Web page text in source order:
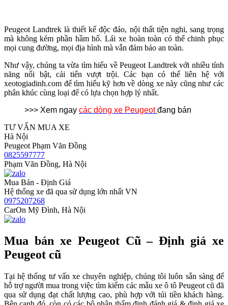
Peugeot Landtrek là thiết kế độc đáo, nội thất tiện nghi, sang trọng
mà không kém phần hầm hố. Lái xe hoàn toàn có thể chinh phục
mọi cung đường, mọi địa hình mà vẫn đảm bảo an toàn.
Như vậy, chúng ta vừa tìm hiểu về Peugeot Landtrek với nhiều tính
năng nổi bật, cải tiến vượt trội. Các bạn có thể liên hệ với
xeotogiadinh.com để tìm hiểu kỹ hơn về dòng xe này cũng như các
phân khúc cùng loại để có lựa chọn hợp lý nhất.
>>> Xem ngay các dòng xe Peugeotđang bán
TƯ VẤN MUA XE
Hà Nội
Peugeot Phạm Văn Đồng
0825597777
Phạm Văn Đồng, Hà Nội
Mua Bán - Định Giá
Hệ thống xe đã qua sử dụng lớn nhất VN
0975207268
CarOn Mỹ Đình, Hà Nội
Mua bán xe Peugeot Cũ – Định giá xe
Peugeot cũ
Tại hệ thống tư vấn xe chuyên nghiệp, chúng tôi luôn sẵn sàng để
hỗ trợ người mua trong việc tìm kiếm các mẫu xe ô tô Peugeot cũ đã
qua sử dụng đạt chất lượng cao, phù hợp với túi tiền khách hàng.